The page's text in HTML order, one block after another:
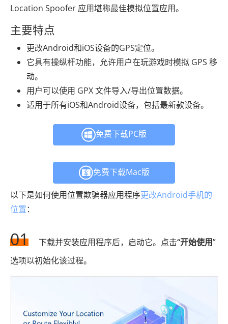
Location Spoofer 应用堪称最佳模拟位置应用。
主要特点
更改Android和iOS设备的GPS定位。
它具有操纵杆功能，允许用户在玩游戏时模拟 GPS 移
动。
用户可以使用 GPX 文件导入/导出位置数据。
适用于所有iOS和Android设备，包括最新款设备。
免费下载PC版
免费下载Mac版
以下是如何使用位置欺骗器应用程序更改Android手机的
位置：
01 下载并安装应用程序后，启动它。点击“开始使用”
选项以初始化该过程。